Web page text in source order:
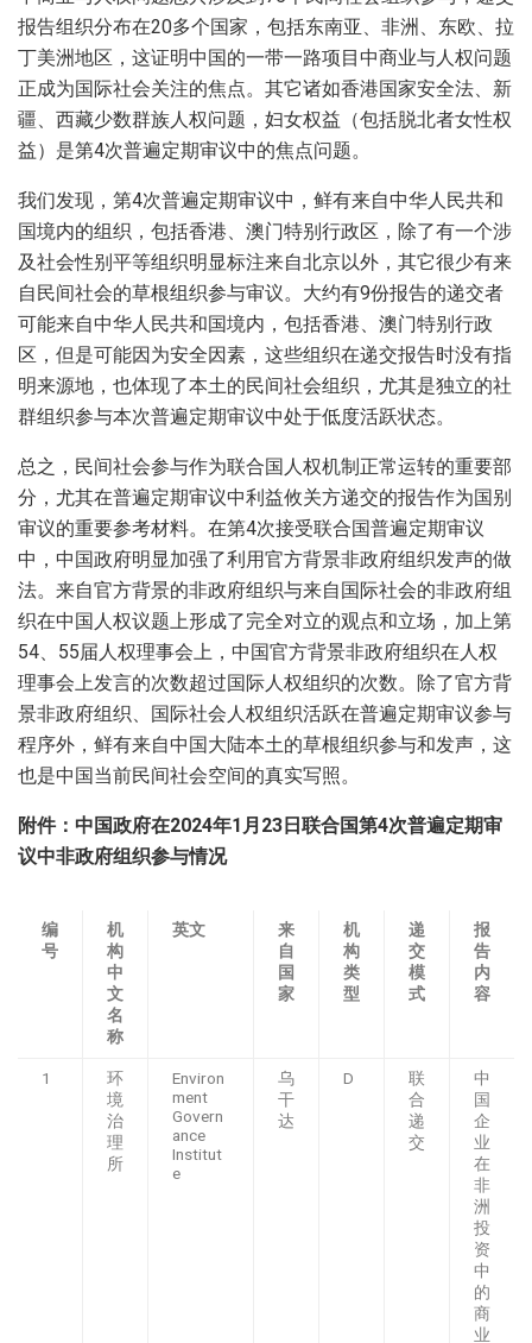
报告组织分布在20多个国家，包括东南亚、非洲、东欧、拉
丁美洲地区，这证明中国的一带一路项目中商业与人权问题
正成为国际社会关注的焦点。其它诸如香港国家安全法、新
疆、西藏少数群族人权问题，妇女权益（包括脱北者女性权
益）是第4次普遍定期审议中的焦点问题。
我们发现，第4次普遍定期审议中，鲜有来自中华人民共和
国境内的组织，包括香港、澳门特别行政区，除了有一个涉
及社会性别平等组织明显标注来自北京以外，其它很少有来
自民间社会的草根组织参与审议。大约有9份报告的递交者
可能来自中华人民共和国境内，包括香港、澳门特别行政
区，但是可能因为安全因素，这些组织在递交报告时没有指
明来源地，也体现了本土的民间社会组织，尤其是独立的社
群组织参与本次普遍定期审议中处于低度活跃状态。
总之，民间社会参与作为联合国人权机制正常运转的重要部
分，尤其在普遍定期审议中利益攸关方递交的报告作为国别
审议的重要参考材料。在第4次接受联合国普遍定期审议
中，中国政府明显加强了利用官方背景非政府组织发声的做
法。来自官方背景的非政府组织与来自国际社会的非政府组
织在中国人权议题上形成了完全对立的观点和立场，加上第
54、55届人权理事会上，中国官方背景非政府组织在人权
理事会上发言的次数超过国际人权组织的次数。除了官方背
景非政府组织、国际社会人权组织活跃在普遍定期审议参与
程序外，鲜有来自中国大陆本土的草根组织参与和发声，这
也是中国当前民间社会空间的真实写照。
附件：中国政府在2024年1 月 23日联合国第4次普遍定期审
议中非政府组织参与情况
编
号
机
构
中
文
名
称
英文
来
自
国
家
机
构
类
型
递
交
模
式
报
告
内
容
1
环
境
治
理
所
Environ
ment
Govern
ance
Institut
e
乌
干
达
D
联
合
递
交
中
国
企
业
在
非
洲
投
资
中
的
商
业